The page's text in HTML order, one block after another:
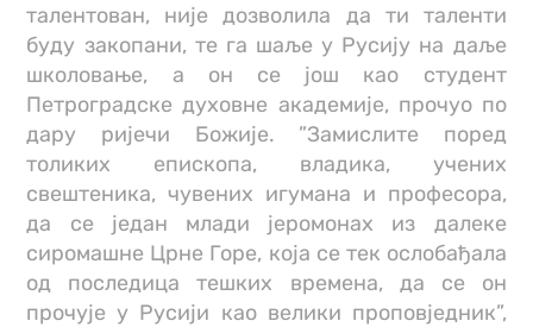
талентован, није дозволила да ти таленти
буду закопани, те га шаље у Русију на даље
школовање, а он се још као студент
Петроградске духовне академије, прочуо по
дару ријечи Божије. ”Замислите поред
толиких епископа, владика, учених
свештеника, чувених игумана и професора,
да се један млади јеромонах из далеке
сиромашне Црне Горе, која се тек ослобађала
од последица тешких времена, да се он
прочује у Русији као велики проповједник”,